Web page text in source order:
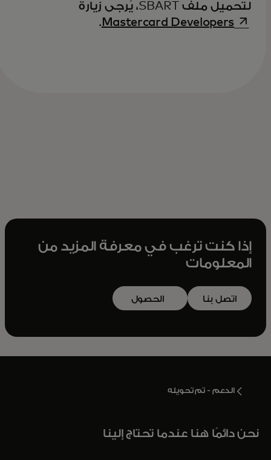
لتحميل ملف SBART، يُرجى زيارة
Mastercard Developers
opens in a new tab
.
إذا كنت ترغب في معرفة المزيد من
المعلومات
اتصل بنا
الحصول
الدعم - تم تحويله
نحن دائمًا هنا عندما تحتاج إلينا